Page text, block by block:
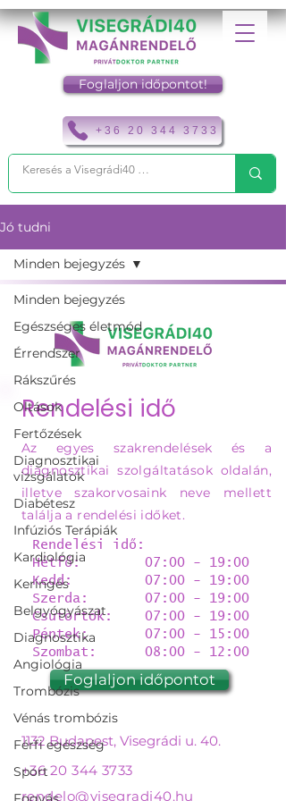
+36 20 344 3733
Foglaljon időpontot!
Jó tudni
Minden bejegyzés
Egészséges életmód
Érrendszer
Rákszűrés
Oltások
Fertőzések
Diagnosztikai
vizsgálatok
Diabétesz
Infúziós Terápiák
Kardiológia
Keringés
Belgyógyászat
Diagnosztika
Angiológia
Trombózis
Vénás trombózis
Férfi egészség
Sport
Minden bejegyzés
Rendelési idő
Az egyes szakrendelések és a
diagnosztikai szolgáltatások oldalán,
illetve szakorvosaink neve mellett
találja a rendelési időket.
Rendelési idő:
Hétfő: 07:00 - 19:00
Kedd: 07:00 - 19:00
Szerda: 07:00 - 19:00
Csütörtök: 07:00 - 19:00
Péntek: 07:00 - 15:00
Szombat: 08:00 - 12:00
Foglaljon időpontot
1132 Budapest, Visegrádi u. 40.
+36 20 344 3733
rendelo@visegradi40.hu